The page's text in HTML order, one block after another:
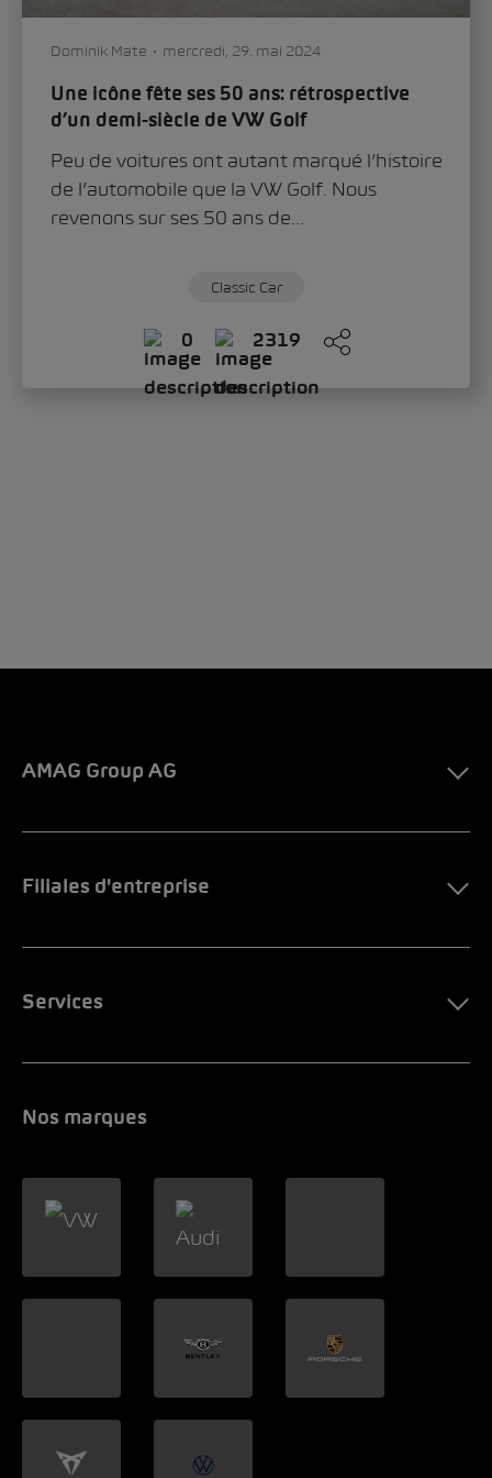
mercredi, 29. mai 2024
fête ses 50 ans: rétrospective
siècle de VW Golf
voitures ont autant marqué l’histoire
que la VW Golf. Nous
sur ses 50 ans de...
2319
AMAG Group AG
Filiales d'entreprise
Services
Nos marques